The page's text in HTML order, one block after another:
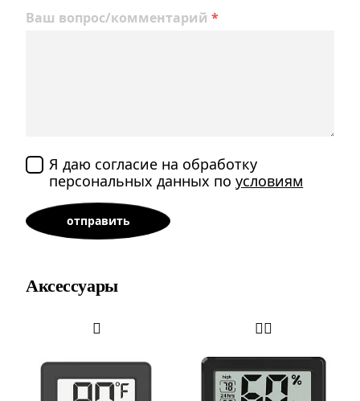
Ваш вопрос/комментарий *
Я даю согласие на обработку
персональных данных поусловиям
Аксессуары